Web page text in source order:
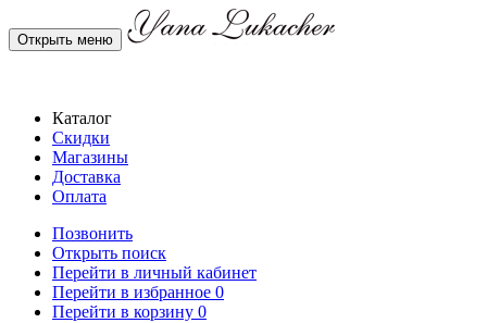
Открыть меню
Каталог
Скидки
Магазины
Доставка
Оплата
Позвонить
Открыть поиск
Перейти в личный кабинет
Перейти в избранное 0
Перейти в корзину 0